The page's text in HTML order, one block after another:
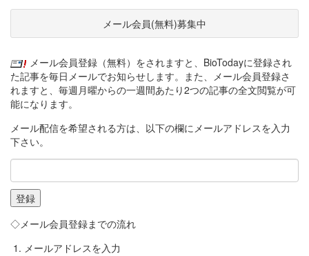
メール会員(無料)募集中
メール会員登録（無料）をされますと、BioTodayに登録され
た記事を毎日メールでお知らせします。また、メール会員登録さ
れますと、毎週月曜からの一週間あたり2つの記事の全文閲覧が可
能になります。
メール配信を希望される方は、以下の欄にメールアドレスを入力
下さい。
◇メール会員登録までの流れ
メールアドレスを入力